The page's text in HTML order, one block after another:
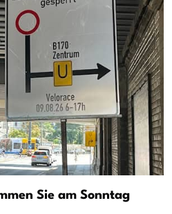
Sie am Sonntag